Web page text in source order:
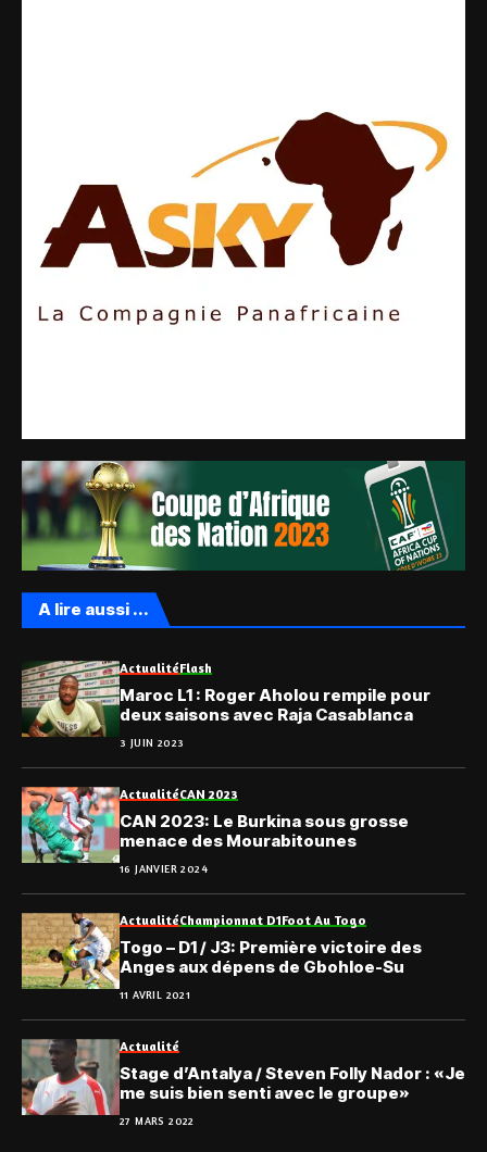
A lire aussi ...
ActualitéFlash
Maroc L1 : Roger Aholou rempile pour
deux saisons avec Raja Casablanca
3 JUIN 2023
ActualitéCAN 2023
CAN 2023: Le Burkina sous grosse
menace des Mourabitounes
16 JANVIER 2024
ActualitéChampionnat D1Foot Au Togo
Togo – D1 / J3: Première victoire des
Anges aux dépens de Gbohloe-Su
11 AVRIL 2021
Actualité
Stage d’Antalya / Steven Folly Nador : «Je
me suis bien senti avec le groupe»
27 MARS 2022